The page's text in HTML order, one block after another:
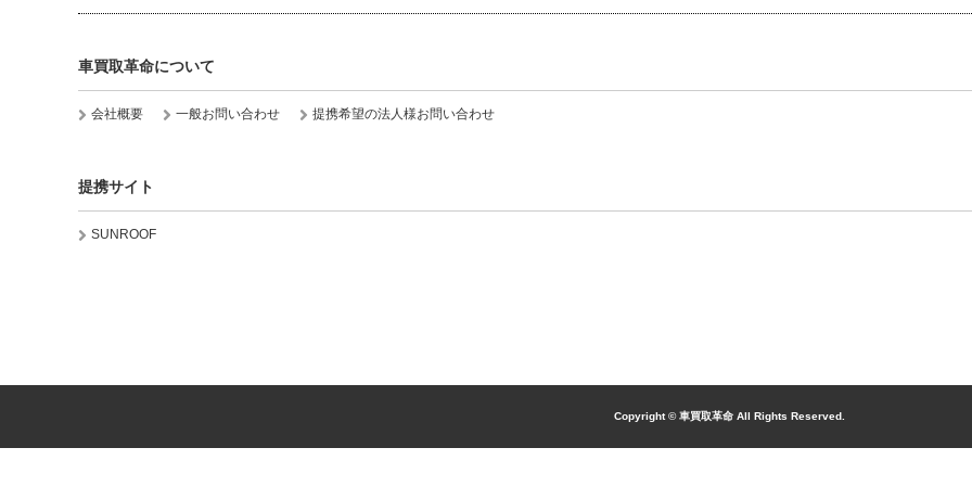
車買取革命について
会社概要 一般お問い合わせ 提携希望の法人様お問い合わせ
提携サイト
SUNROOF
Copyright © 車買取革命 All Rights Reserved.